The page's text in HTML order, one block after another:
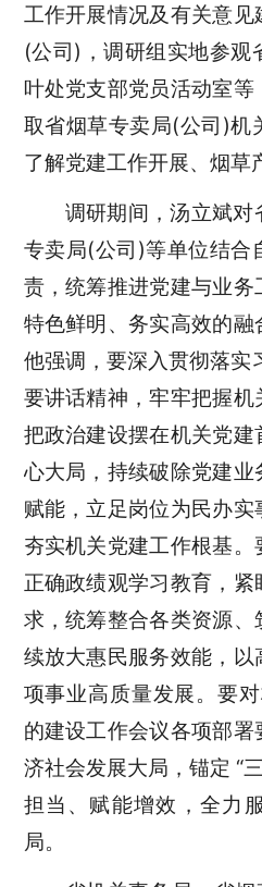
工作开展情况及有关意
(公司)，调研组实地参观
叶处党支部党员活动室
取省烟草专卖局(公司)机
了解党建工作开展、烟草
调研期间，汤立斌
专卖局(公司)等单位结合
责，统筹推进党建与业务
特色鲜明、务实高效的融
他强调，要深入贯彻落实
要讲话精神，牢牢把握
把政治建设摆在机关党
心大局，持续破除党建
赋能，立足岗位为民办实
夯实机关党建工作根基
正确政绩观学习教育，
求，统筹整合各类资源
续放大惠民服务效能，
项事业高质量发展。要
的建设工作会议各项部
济社会发展大局，锚定 “
担当、赋能增效，全力
局。